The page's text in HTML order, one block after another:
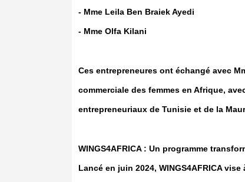
- Mme Leila Ben Braiek Ayedi
- Mme Olfa Kilani
Ces entrepreneures ont échangé avec
commerciale des femmes en Afrique,
entrepreneuriaux de Tunisie et de la
WINGS4AFRICA : Un programme
Lancé en juin 2024, WINGS4AFRICA vise